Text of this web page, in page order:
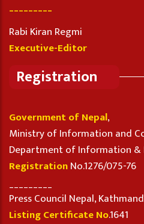
Rabi Kiran Regmi
Executive-Editor
Registration
Government of Nepal,
Ministry of Information and
Department of Information &
RegistrationNo.1276/075-76
Press Council Nepal,
Listing Certificate No.1641